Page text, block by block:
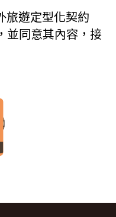
、轉帳、支票等方式)於出發
他協議事項於本契約第三十
費用。
其他損害，並得請求賠償。
其行為者，乙方得定相當期
者，乙方得終止契約，並得
，甲方得請求乙方墊付費用
方依第三十七條另有約定以
覽或查詢時所產生的相關記
記錄包括您使用連線設備的
瀏覽及點選資料紀錄…等。這
人身份，僅用於分析網站流
進行線上報名，為瞭解您購買
人、收受貨款資料，「理想旅
集您主動提供所購買產品或服
付款人資料（如姓名、電子郵
性別、職業和個人興趣等）、
郵遞區號等）、付款資料（如
機制，您的訂單在線上交易
旅遊定型化契約
並同意其內容，接